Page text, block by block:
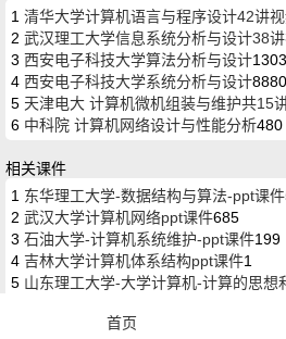
1 清华大学计算机语言与程序设计42讲
2 武汉理工大学信息系统分析与设计38
3 西安电子科技大学算法分析与设计
4 西安电子科技大学系统分析与设计8880
5 天津电大 计算机微机组装与维护共15
6 中科院 计算机网络设计与性能分析480
相关课件
1 东华理工大学-数据结构与算法-ppt课件
2 武汉大学计算机网络ppt课件685
3 石油大学-计算机系统维护-ppt课件199
4 吉林大学计算机体系结构ppt课件1
5 山东理工大学-大学计算机-计算的思想
首页